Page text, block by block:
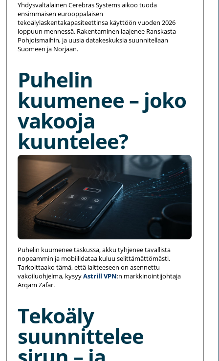
Yhdysvaltalainen Cerebras Systems aikoo tuoda
ensimmäisen eurooppalaisen
tekoälylaskentakapasiteettinsa käyttöön vuoden 2026
loppuun mennessä. Rakentaminen laajenee Ranskasta
Pohjoismaihin, ja uusia datakeskuksia suunnitellaan
Suomeen ja Norjaan.
Puhelin
kuumenee – joko
vakooja
kuuntelee?
Puhelin kuumenee taskussa, akku tyhjenee tavallista
nopeammin ja mobiilidataa kuluu selittämättömästi.
Tarkoittaako tämä, että laitteeseen on asennettu
vakoiluohjelma, kysyyAstrill VPN:n markkinointijohtaja
Arqam Zafar.
Tekoäly
suunnittelee